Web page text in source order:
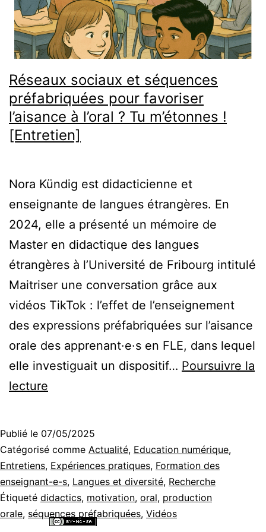
Réseaux sociaux et séquences
préfabriquées pour favoriser
l’aisance à l’oral ? Tu m’étonnes !
[Entretien]
Nora Kündig est didacticienne et
enseignante de langues étrangères. En
2024, elle a présenté un mémoire de
Master en didactique des langues
étrangères à l’Université de Fribourg intitulé
Maitriser une conversation grâce aux
vidéos TikTok : l’effet de l’enseignement
des expressions préfabriquées sur l’aisance
orale des apprenant·e·s en FLE, dans lequel
elle investiguait un dispositif… Poursuivre la
lecture
et
séquences
préfabriquées
pour
favoriser
l’aisance
Publié le 07/05/2025
Catégorisé comme Actualité, Education numérique,
Entretiens, Expériences pratiques, Formation des
enseignant-e-s, Langues et diversité, Recherche
Étiqueté didactics, motivation, oral, production
orale, séquences préfabriquées, Vidéos